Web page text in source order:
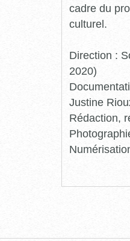
cadre du
culturel.
Direction :
2020)
Justine
Rédaction,